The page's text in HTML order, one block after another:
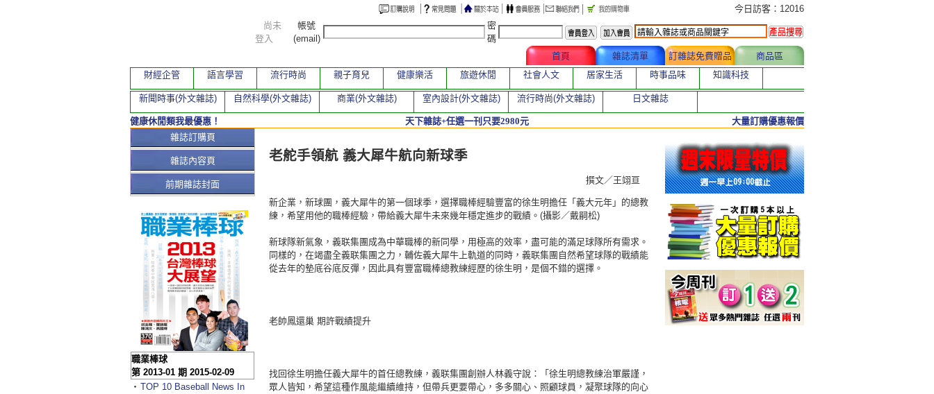
本期文章
老舵手領航 義大犀牛航向新球季
撰文／王翊亘
新企業，新球團，義大犀牛的第一個球季，選擇職棒經驗豐富的徐生明擔任「義大元年」的總教
練，希望用他的職棒經驗，帶給義大犀牛未來幾年穩定進步的戰績。(攝影／戴嗣松)
新球隊新氣象，義联集團成為中華職棒的新同學，用極高的效率，盡可能的滿足球隊所有需求。
同樣的，在竭盡全義联集團之力，輔佐義大犀牛上軌道的同時，義联集團自然希望球隊的戰績能
從去年的墊底谷底反彈，因此具有豐富職棒總教練經歷的徐生明，是個不錯的選擇。
老帥鳳還巢 期許戰績提升
找回徐生明擔任義大犀牛的首任總教練，義联集團創辦人林義守說：「徐生明總教練治軍嚴謹，
眾人皆知，希望這種作風能繼續維持，但帶兵更要帶心，多多關心、照顧球員，凝聚球隊的向心
雜誌訂購頁
雜誌內容頁
前期雜誌封面
職業棒球
第 2013-01 期 2015-02-09
‧ TOP 10 Baseball News In
今日訪客：12016
尚未
登入
帳號
(email)
密
碼
首頁 雜誌清單 訂雜誌免費贈品
商品區
財經企管
語言學習 流行時尚 親子育兒 健康樂活 旅遊休閒 社會人文 居家生活 時事品味 知識科技
新聞時事(外文雜誌) 自然科學(外文雜誌) 商業(外文雜誌) 室內設計(外文雜誌) 流行時尚(外文雜誌) 日文雜誌
健康休閒類我最優惠！ 天下雜誌+任選一刊只要2980元 大量訂購優惠報價